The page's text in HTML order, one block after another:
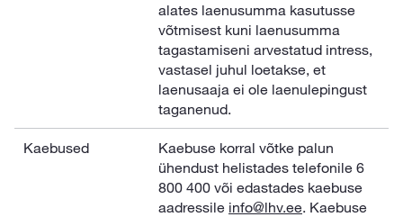
alates laenusumma kasutusse
võtmisest kuni laenusumma
tagastamiseni arvestatud intress,
vastasel juhul loetakse, et
laenusaaja ei ole laenulepingust
taganenud.
Kaebused
Kaebuse korral võtke palun
ühendust helistades telefonile 6
800 400 või edastades kaebuse
aadressile info@lhv.ee. Kaebuse